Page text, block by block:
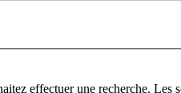
effectuer une recherche.